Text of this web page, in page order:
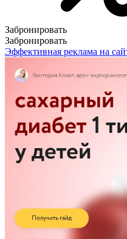
Забронировать
Забронировать
Эффективная реклама на